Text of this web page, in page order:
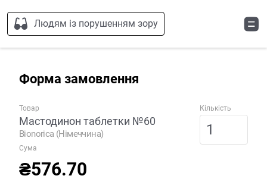
Людям із порушенням зору
Форма замовлення
Товар
Мастодинон таблетки №60
Bionorica (Німеччина)
Кількість
Сума
₴576.70